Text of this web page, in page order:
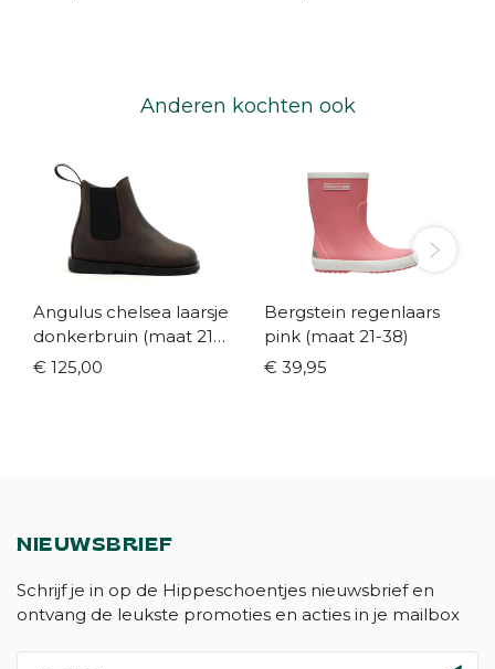
Anderen kochten ook
Angulus chelsea laarsje
donkerbruin (maat 21-
25)
€ 125,00
Bergstein regenlaars
pink (maat 21-38)
€ 39,95
NIEUWSBRIEF
Schrijf je in op de Hippeschoentjes nieuwsbrief en
ontvang de leukste promoties en acties in je mailbox